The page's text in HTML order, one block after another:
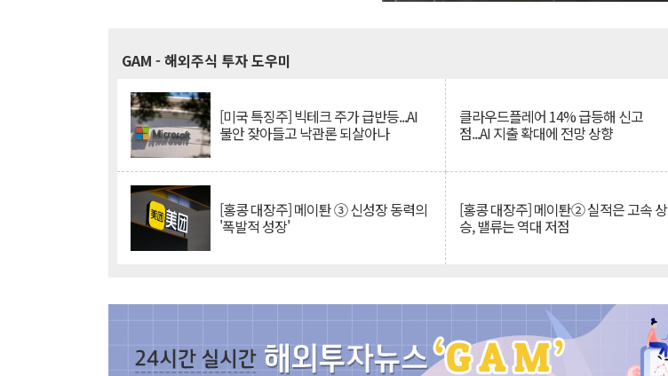
GAM - 해외주식 투자 도우미
[미국 특징주] 빅테크 주가 급반등...AI
불안 잦아들고 낙관론 되살아나
클라우드플레어 14% 급등해 신고
점...AI 지출 확대에 전망 상향
[홍콩 대장주] 메이퇀 ③ 신성장 동력의
'폭발적 성장'
[홍콩 대장주] 메이퇀② 실적은 고속 상
승, 밸류는 역대 저점